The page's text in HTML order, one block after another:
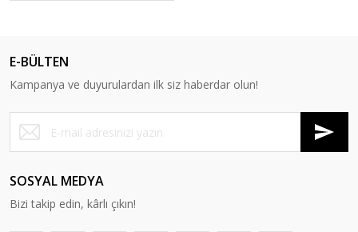
E-BÜLTEN
Kampanya ve duyurulardan ilk siz haberdar olun!
SOSYAL MEDYA
Bizi takip edin, kârlı çıkın!